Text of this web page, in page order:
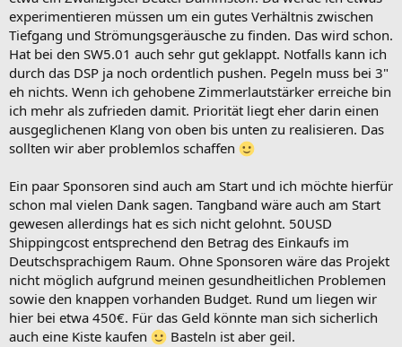
experimentieren müssen um ein gutes Verhältnis zwischen
Tiefgang und Strömungsgeräusche zu finden. Das wird schon.
Hat bei den SW5.01 auch sehr gut geklappt. Notfalls kann ich
durch das DSP ja noch ordentlich pushen. Pegeln muss bei 3"
eh nichts. Wenn ich gehobene Zimmerlautstärker erreiche bin
ich mehr als zufrieden damit. Priorität liegt eher darin einen
ausgeglichenen Klang von oben bis unten zu realisieren. Das
sollten wir aber problemlos schaffen
Ein paar Sponsoren sind auch am Start und ich möchte hierfür
schon mal vielen Dank sagen. Tangband wäre auch am Start
gewesen allerdings hat es sich nicht gelohnt. 50USD
Shippingcost entsprechend den Betrag des Einkaufs im
Deutschsprachigem Raum. Ohne Sponsoren wäre das Projekt
nicht möglich aufgrund meinen gesundheitlichen Problemen
sowie den knappen vorhanden Budget. Rund um liegen wir
hier bei etwa 450€. Für das Geld könnte man sich sicherlich
auch eine Kiste kaufen
Basteln ist aber geil.